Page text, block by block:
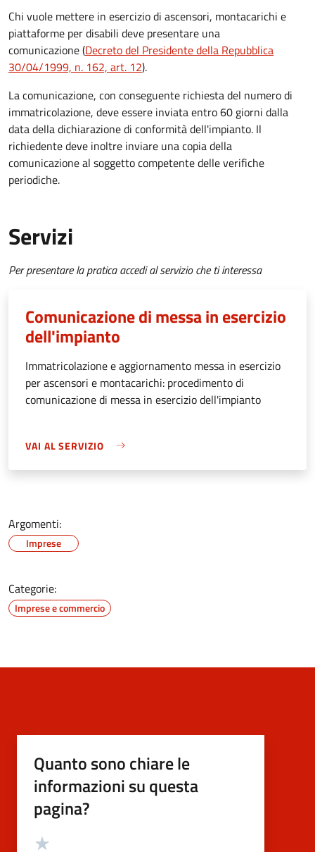
Chi vuole mettere in esercizio di ascensori, montacarichi e
piattaforme per disabili deve presentare una
comunicazione (Decreto del Presidente della Repubblica
30/04/1999, n. 162, art. 12).
La comunicazione, con conseguente richiesta del numero di
immatricolazione, deve essere inviata entro 60 giorni dalla
data della dichiarazione di conformità dell'impianto. Il
richiedente deve inoltre inviare una copia della
comunicazione al soggetto competente delle verifiche
periodiche.
Servizi
Per presentare la pratica accedi al servizio che ti interessa
Comunicazione di messa in esercizio
dell'impianto
Immatricolazione e aggiornamento messa in esercizio
per ascensori e montacarichi: procedimento di
comunicazione di messa in esercizio dell'impianto
VAI AL SERVIZIO
Argomenti:
Imprese
Categorie:
Imprese e commercio
Quanto sono chiare le
informazioni su questa
pagina?
Valutazione